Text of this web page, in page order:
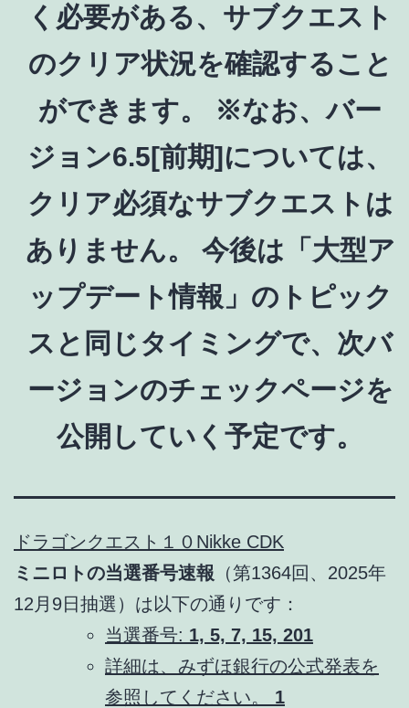
く必要がある、サブクエスト
のクリア状況を確認すること
ができます。 ※なお、バー
ジョン6.5[前期]については、
クリア必須なサブクエストは
ありません。 今後は「大型ア
ップデート情報」のトピック
スと同じタイミングで、次バ
ージョンのチェックページを
公開していく予定です。
ドラゴンクエスト１０ Nikke CDK
ミニロトの当選番号速報 （第1364回、2025年
12月9日抽選）は以下の通りです：
当選番号: 1, 5, 7, 15, 201
詳細は、みずほ銀行の公式発表を
参照してください。 1